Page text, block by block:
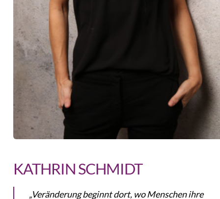
KATHRIN SCHMIDT
„Veränderung beginnt dort, wo Menschen ihre